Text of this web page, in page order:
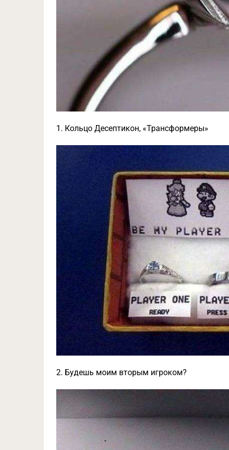
1. Кольцо Десептикон, «Трансформеры»
2. Будешь моим вторым игроком?